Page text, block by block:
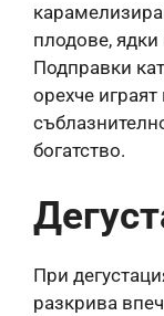
плодове, ядки
Подправки
орехче
богатство.
При
разкрива